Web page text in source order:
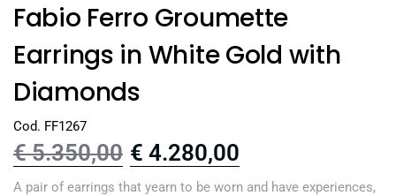
Fabio Ferro Groumette
Earrings in White Gold with
Diamonds
Cod. FF1267
€5.350,00 € 4.280,00
A pair of earrings that yearn to be worn and have experiences,